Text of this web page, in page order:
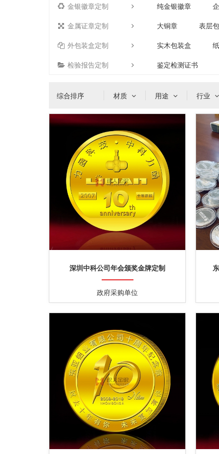
金银徽章定制
纯金银徽章
金属证章定制
大铜章
表层
外包装盒定制
实木包装盒
检验报告定制
鉴定检测证书
综合排序 材质 用途 行业
深圳中科公司年会颁奖金牌定制
政府采购单位